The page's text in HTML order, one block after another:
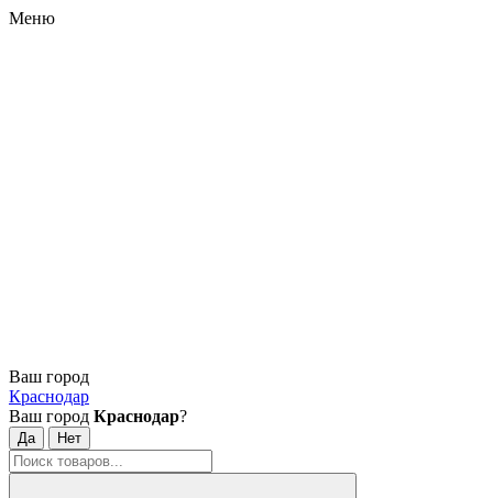
Меню
Ваш город
Краснодар
Ваш город Краснодар?